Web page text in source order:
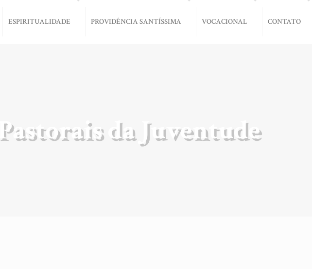
ESPIRITUALIDADE PROVIDÊNCIA SANTÍSSIMA VOCACIONAL CONTATO
Pastorais da Juventude